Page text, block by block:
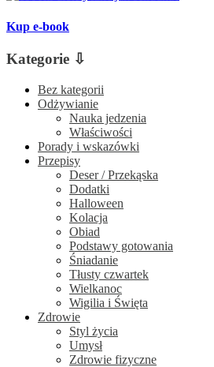
Kup e-book
Kategorie ⇩
Bez kategorii
Odżywianie
Nauka jedzenia
Właściwości
Porady i wskazówki
Przepisy
Deser / Przekąska
Dodatki
Halloween
Kolacja
Obiad
Podstawy gotowania
Śniadanie
Tłusty czwartek
Wielkanoc
Wigilia i Święta
Zdrowie
Styl życia
Umysł
Zdrowie fizyczne